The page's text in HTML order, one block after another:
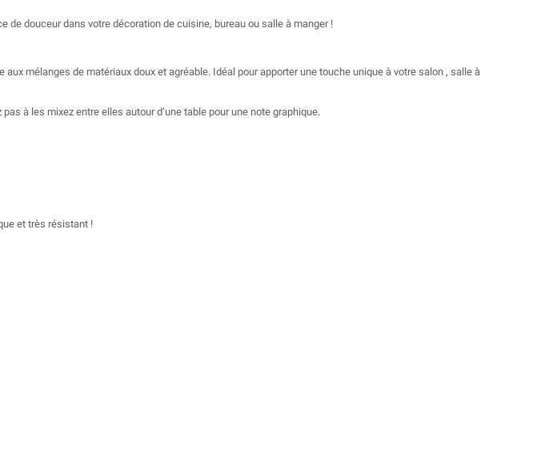
douceur dans votre décoration de cuisine, bureau ou salle à manger !
mélanges de matériaux doux et agréable. Idéal pour apporter une touche unique à votre salon , salle à
à les mixez entre elles autour d’une table pour une note graphique.
et très résistant !